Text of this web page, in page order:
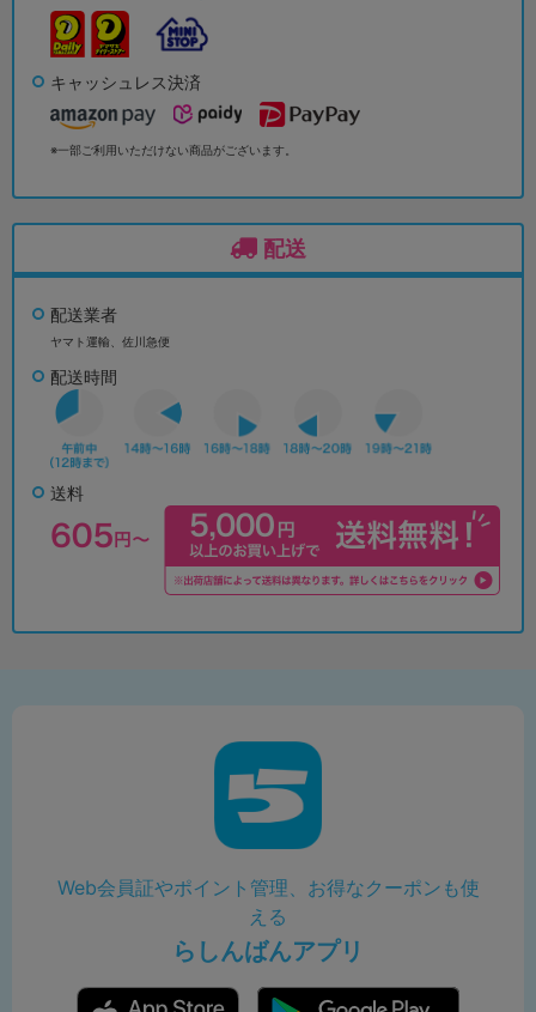
キャッシュレス決済
※一部ご利用いただけない商品がございます。
配送
配送業者
ヤマト運輸、佐川急便
配送時間
送料
Web会員証やポイント管理、お得なクーポンも使
える
らしんばんアプリ